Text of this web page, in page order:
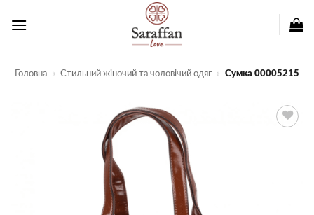
Головна » Стильний жіночий та чоловічий одяг » Сумка 00005215